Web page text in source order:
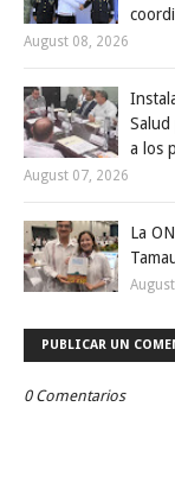
August 08, 2026
a los
August 07, 2026
La
PUBLICAR UN
0 Comentarios